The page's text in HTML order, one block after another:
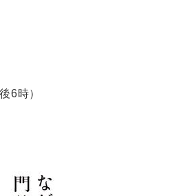
6時）